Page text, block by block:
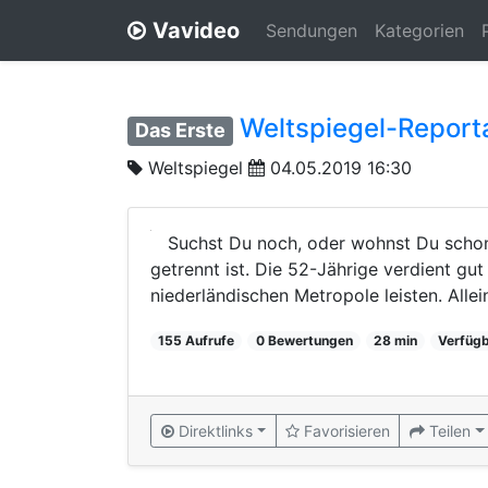
Vavideo Sendungen Kategorien
Das Erste Weltspiegel-
Weltspiegel 04.05.2019 16:30
Suchst Du noch, oder wohnst Du
getrennt ist. Die 52-Jährige verdient
niederländischen Metropole leisten.
155 Aufrufe 0 Bewertungen 28 min
Direktlinks Favorisieren Teilen